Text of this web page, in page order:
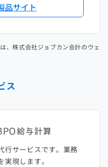
品サイト
、株式会社ジョブカン会計のウェ
ス
行サービスです。業務
現します。